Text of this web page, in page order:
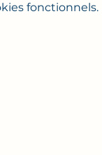
fonctionnels.